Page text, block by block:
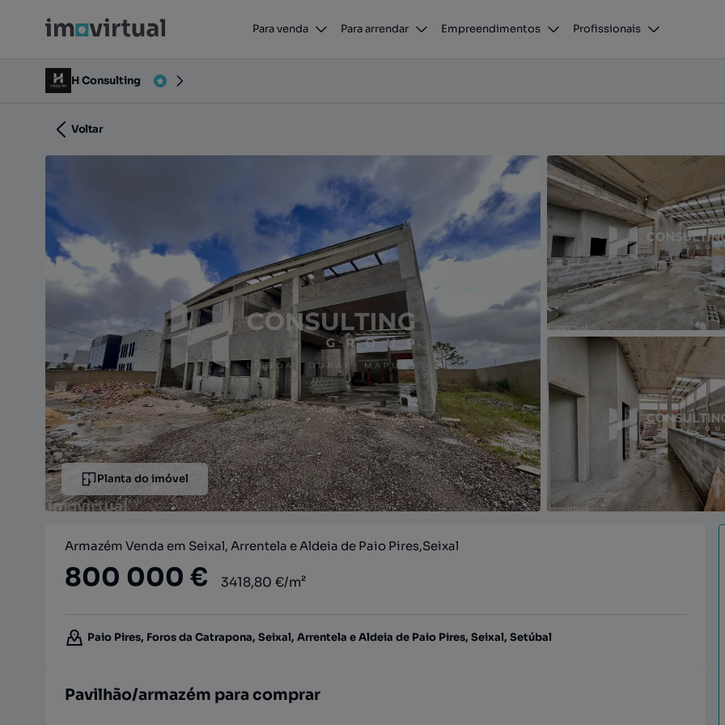
Para venda Para arrendar Empreendimentos Profissionais
Armazém Venda em Seixal, Arrentela e Aldeia de Paio Pires,Seixal
Paio Pires, Foros da Catrapona, Seixal, Arrentela e Aldeia de Paio Pires, Seixal, Setúbal
H Consulting
Voltar
Planta do imóvel
Armazém Venda em Seixal, Arrentela e Aldeia de Paio Pires,Seixal
800 000 € 3418,80 €/m²
Paio Pires, Foros da Catrapona, Seixal, Arrentela e Aldeia de Paio Pires, Seixal, Setúbal
Pavilhão/armazém para comprar